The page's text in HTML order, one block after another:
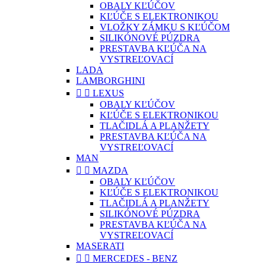
OBALY KĽÚČOV
KĽÚČE S ELEKTRONIKOU
VLOŽKY ZÁMKU S KĽÚČOM
SILIKÓNOVÉ PÚZDRA
PRESTAVBA KĽÚČA NA
VYSTREĽOVACÍ
LADA
LAMBORGHINI
  LEXUS
OBALY KĽÚČOV
KĽÚČE S ELEKTRONIKOU
TLAČIDLÁ A PLANŽETY
PRESTAVBA KĽÚČA NA
VYSTREĽOVACÍ
MAN
  MAZDA
OBALY KĽÚČOV
KĽÚČE S ELEKTRONIKOU
TLAČIDLÁ A PLANŽETY
SILIKÓNOVÉ PÚZDRA
PRESTAVBA KĽÚČA NA
VYSTREĽOVACÍ
MASERATI
  MERCEDES - BENZ